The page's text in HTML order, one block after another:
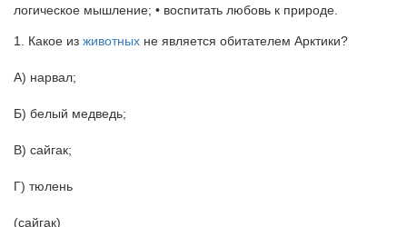
логическое мышление; • воспитать любовь к природе.
1. Какое из животных не является обитателем Арктики?
А) нарвал;
Б) белый медведь;
В) сайгак;
Г) тюлень
(сайгак)